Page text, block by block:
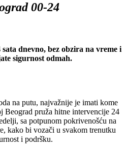
00-24
dnevno, bez obzira na vreme i
sigurnost odmah.
na putu, najvažnije je imati kome
Beograd pruža hitne intervencije 24
sa potpunom pokrivenošću na
kako bi vozači u svakom trenutku
i podršku.